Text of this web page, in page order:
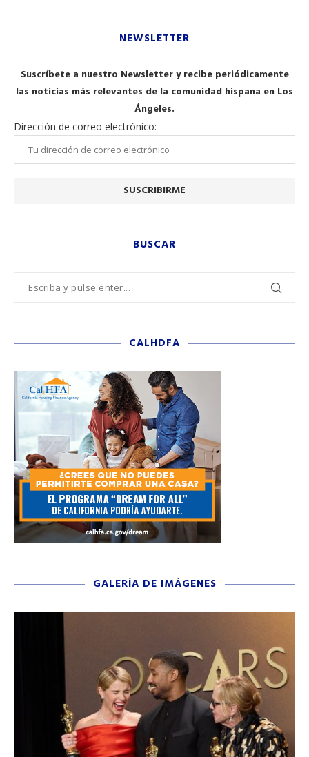
NEWSLETTER
Suscríbete a nuestro Newsletter y recibe periódicamente
las noticias más relevantes de la comunidad hispana en Los
Ángeles.
Dirección de correo electrónico:
BUSCAR
CALHDFA
GALERÍA DE IMÁGENES